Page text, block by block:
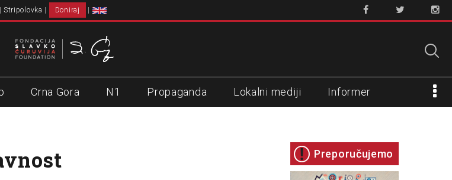
Stripolovka Doniraj
Crna Gora N1 Propaganda Lokalni mediji Informer
Preporučujemo